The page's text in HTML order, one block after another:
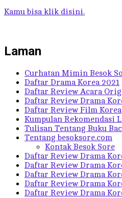
Kamu bisa klik disini.
Laman
Curhatan Mimin Besok
Daftar Drama Korea 2021
Daftar Review Acara
Daftar Review Drama
Daftar Review Film Korea
Kumpulan Rekomendasi
Tulisan Tentang Buku
Tentang besoksore.com
Kontak Besok Sore
Daftar Review Drama
Daftar Review Drama
Daftar Review Drama
Daftar Review Drama
Daftar Review Drama